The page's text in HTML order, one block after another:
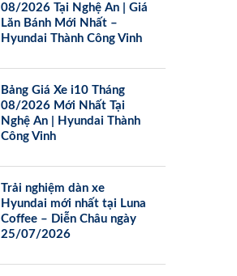
08/2026 Tại Nghệ An | Giá
Lăn Bánh Mới Nhất –
Hyundai Thành Công Vinh
Bảng Giá Xe i10 Tháng
08/2026 Mới Nhất Tại
Nghệ An | Hyundai Thành
Công Vinh
Trải nghiệm dàn xe
Hyundai mới nhất tại Luna
Coffee – Diễn Châu ngày
25/07/2026